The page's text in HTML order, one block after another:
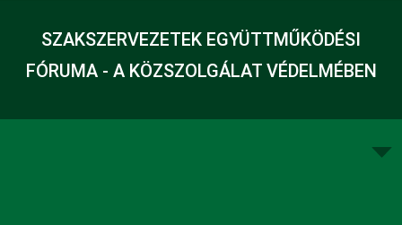
SZAKSZERVEZETEK EGYÜTTMŰKÖDÉSI
FÓRUMA - A KÖZSZOLGÁLAT VÉDELMÉBEN